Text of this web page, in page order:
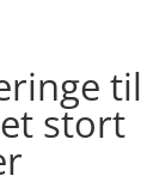
til
stort